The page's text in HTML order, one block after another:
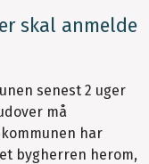
skal anmelde
senest 2 uger
må
har
bygherren herom,